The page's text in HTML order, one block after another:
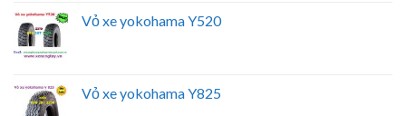
Vỏ xe yokohama Y520
Vỏ xe yokohama Y825